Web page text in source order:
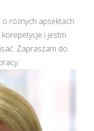
o różnych apsektach
i jestm
Zapraszam do